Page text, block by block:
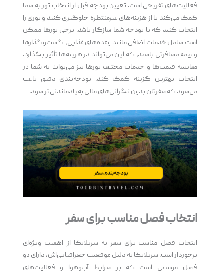
فعالیت‌های تفریحی است. تعیین بودجه قبل از انتخاب تور به شما
کمک می‌کند تا از هزینه‌های غیرمنتظره جلوگیری کنید و توری را
انتخاب کنید که با بودجه شما سازگار باشد. برخی تورها ممکن
است شامل خدمات اضافی مانند وعده‌های غذایی، گشت‌وگذارها
و بیمه مسافرتی باشند، که این می‌تواند در هزینه‌ها تأثیر بگذارد.
مقایسه قیمت‌ها و خدمات مختلف تورها نیز می‌تواند به شما در
انتخاب بهترین گزینه کمک کند. بودجه‌بندی دقیق باعث
می‌شود که سفرتان بدون نگرانی‌های مالی به‌یادماندنی‌تر شود.
انتخاب فصل مناسب برای سفر
انتخاب فصل مناسب برای سفر به سریلانکا از اهمیت ویژه‌ای
برخوردار است. سریلانکا به دلیل موقعیت جغرافیایی‌اش، دارای دو
فصل موسمی است که بر شرایط آب‌وهوا و فعالیت‌های